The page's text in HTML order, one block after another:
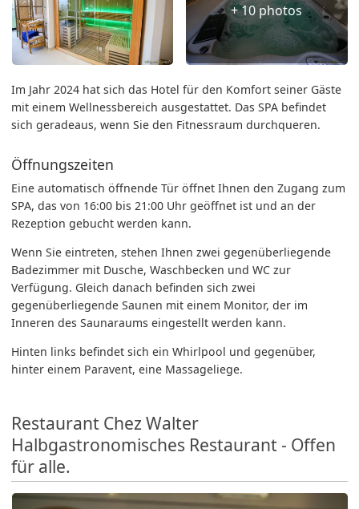
+ 10 photos
Im Jahr 2024 hat sich das Hotel für den Komfort seiner Gäste
mit einem Wellnessbereich ausgestattet. Das SPA befindet
sich geradeaus, wenn Sie den Fitnessraum durchqueren.
Öffnungszeiten
Eine automatisch öffnende Tür öffnet Ihnen den Zugang zum
SPA, das von 16:00 bis 21:00 Uhr geöffnet ist und an der
Rezeption gebucht werden kann.
Wenn Sie eintreten, stehen Ihnen zwei gegenüberliegende
Badezimmer mit Dusche, Waschbecken und WC zur
Verfügung. Gleich danach befinden sich zwei
gegenüberliegende Saunen mit einem Monitor, der im
Inneren des Saunaraums eingestellt werden kann.
Hinten links befindet sich ein Whirlpool und gegenüber,
hinter einem Paravent, eine Massageliege.
Restaurant Chez Walter
Halbgastronomisches Restaurant - Offen
für alle.